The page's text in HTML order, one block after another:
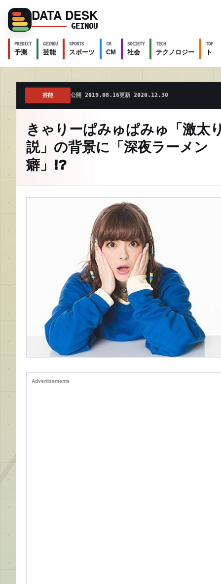
DATA DESK
GEINOU
PREDICT
予測
GEINOU
芸能
SPORTS
スポーツ
CM
CM
SOCIETY
社会
TECH
テクノロジー
TOPICS
ト
芸能 公開 2019.08.16更新 2020.12.30
きゃりーぱみゅぱみゅ「激太
説」の背景に「深夜ラーメン
癖」!?
Advertisements